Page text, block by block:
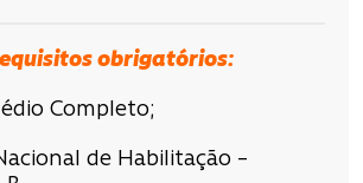
obrigatórios:
Completo;
de Habilitação –